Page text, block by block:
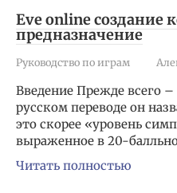
Eve online создание
предназначение
Руководство по играм
Введение Прежде всего
русском переводе он
это скорее «уровень
выраженное в 20-
Читать полностью